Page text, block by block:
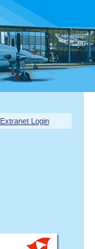
Extranet Login